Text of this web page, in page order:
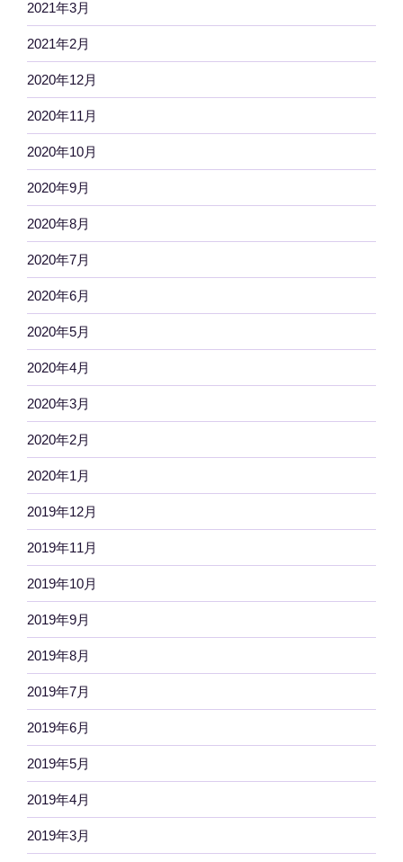
2021年3月
2021年2月
2020年12月
2020年11月
2020年10月
2020年9月
2020年8月
2020年7月
2020年6月
2020年5月
2020年4月
2020年3月
2020年2月
2020年1月
2019年12月
2019年11月
2019年10月
2019年9月
2019年8月
2019年7月
2019年6月
2019年5月
2019年4月
2019年3月